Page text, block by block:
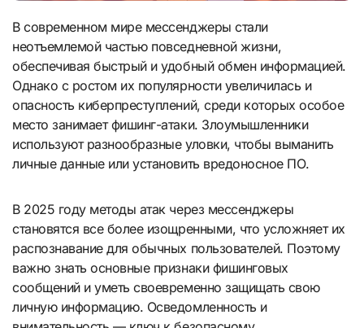
В современном мире мессенджеры стали
неотъемлемой частью повседневной жизни,
обеспечивая быстрый и удобный обмен информацией.
Однако с ростом их популярности увеличилась и
опасность киберпреступлений, среди которых особое
место занимает фишинг-атаки. Злоумышленники
используют разнообразные уловки, чтобы выманить
личные данные или установить вредоносное ПО.
В 2025 году методы атак через мессенджеры
становятся все более изощренными, что усложняет их
распознавание для обычных пользователей. Поэтому
важно знать основные признаки фишинговых
сообщений и уметь своевременно защищать свою
личную информацию. Осведомленность и